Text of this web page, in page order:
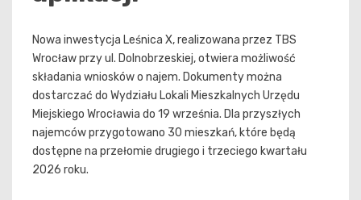
Nowa inwestycja Leśnica X, realizowana przez TBS
Wrocław przy ul. Dolnobrzeskiej, otwiera możliwość
składania wniosków o najem. Dokumenty można
dostarczać do Wydziału Lokali Mieszkalnych Urzędu
Miejskiego Wrocławia do 19 września. Dla przyszłych
najemców przygotowano 30 mieszkań, które będą
dostępne na przełomie drugiego i trzeciego kwartału
2026 roku.